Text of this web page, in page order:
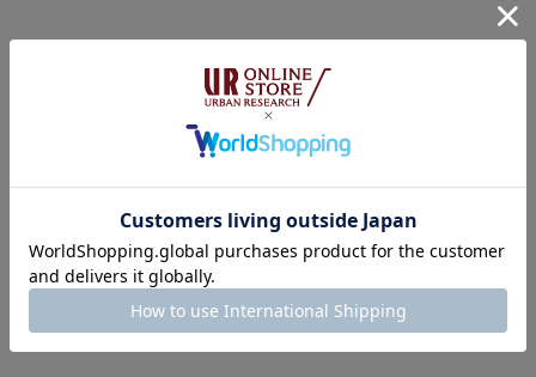
#低身長コーデ
#30代コーデ #デニム #デニムパンツ #レース